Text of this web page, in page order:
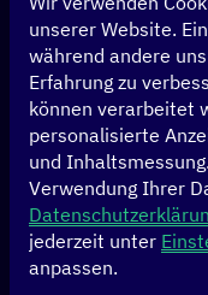
Accra International
Ghana
Ghana
unserer Website.
während andere
Erfahrung zu
können verarbeitet
personalisierte
und Inhaltsmessung.
Verwendung Ihrer
jederzeit unter
anpassen.